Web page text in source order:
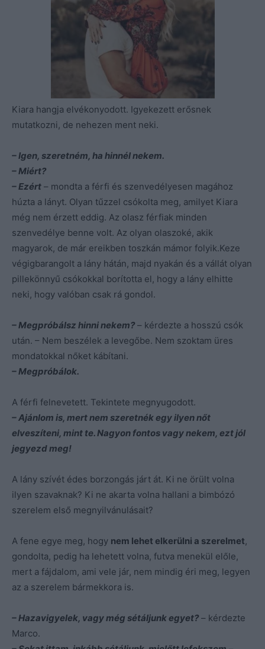
Kiara hangja elvékonyodott. Igyekezett erősnek
mutatkozni, de nehezen ment neki.
– Igen, szeretném, ha hinnél nekem.
– Miért?
– Ezért – mondta a férfi és szenvedélyesen magához
húzta a lányt. Olyan tűzzel csókolta meg, amilyet Kiara
még nem érzett eddig. Az olasz férfiak minden
szenvedélye benne volt. Az olyan olaszoké, akik
magyarok, de már ereikben toszkán mámor folyik.Keze
végigbarangolt a lány hátán, majd nyakán és a vállát olyan
pillekönnyű csókokkal borította el, hogy a lány elhitte
neki, hogy valóban csak rá gondol.
– Megpróbálsz hinni nekem? – kérdezte a hosszú csók
után. – Nem beszélek a levegőbe. Nem szoktam üres
mondatokkal nőket kábítani.
– Megpróbálok.
A férfi felnevetett. Tekintete megnyugodott.
– Ajánlom is, mert nem szeretnék egy ilyen nőt
elveszíteni, mint te. Nagyon fontos vagy nekem, ezt jól
jegyezd meg!
A lány szívét édes borzongás járt át. Ki ne örült volna
ilyen szavaknak? Ki ne akarta volna hallani a bimbózó
szerelem első megnyilvánulásait?
A fene egye meg, hogy nem lehet elkerülni a szerelmet,
gondolta, pedig ha lehetett volna, futva menekül előle,
mert a fájdalom, ami vele jár, nem mindig éri meg, legyen
az a szerelem bármekkora is.
– Hazavigyelek, vagy még sétáljunk egyet? – kérdezte
Marco.